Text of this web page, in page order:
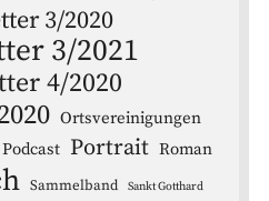
3/2020
3/2021
4/2020
Ortsvereinigungen
Podcast Portrait Roman
Sammelband Sankt Gotthard